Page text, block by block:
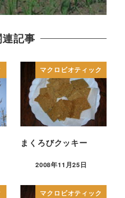
記事
マクロビオティック
まくろびクッキー
2008年11月25日
マクロビオティック